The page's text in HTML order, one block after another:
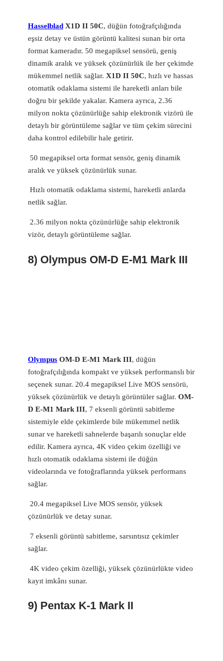
Hasselblad X1D II 50C, düğün fotoğrafçılığında
eşsiz detay ve üstün görüntü kalitesi sunan bir orta
format kameradır. 50 megapiksel sensörü, geniş
dinamik aralık ve yüksek çözünürlük ile her çekimde
mükemmel netlik sağlar. X1D II 50C, hızlı ve hassas
otomatik odaklama sistemi ile hareketli anları bile
doğru bir şekilde yakalar. Kamera ayrıca, 2.36
milyon nokta çözünürlüğe sahip elektronik vizörü ile
detaylı bir görüntüleme sağlar ve tüm çekim sürecini
daha kontrol edilebilir hale getirir.
50 megapiksel orta format sensör, geniş dinamik
aralık ve yüksek çözünürlük sunar.
Hızlı otomatik odaklama sistemi, hareketli anlarda
netlik sağlar.
2.36 milyon nokta çözünürlüğe sahip elektronik
vizör, detaylı görüntüleme sağlar.
8) Olympus OM-D E-M1 Mark III
Olympus OM-D E-M1 Mark III, düğün
fotoğrafçılığında kompakt ve yüksek performanslı bir
seçenek sunar. 20.4 megapiksel Live MOS sensörü,
yüksek çözünürlük ve detaylı görüntüler sağlar. OM-
D E-M1 Mark III, 7 eksenli görüntü sabitleme
sistemiyle elde çekimlerde bile mükemmel netlik
sunar ve hareketli sahnelerde başarılı sonuçlar elde
edilir. Kamera ayrıca, 4K video çekim özelliği ve
hızlı otomatik odaklama sistemi ile düğün
videolarında ve fotoğraflarında yüksek performans
sağlar.
20.4 megapiksel Live MOS sensör, yüksek
çözünürlük ve detay sunar.
7 eksenli görüntü sabitleme, sarsıntısız çekimler
sağlar.
4K video çekim özelliği, yüksek çözünürlükte video
kayıt imkânı sunar.
9) Pentax K-1 Mark II